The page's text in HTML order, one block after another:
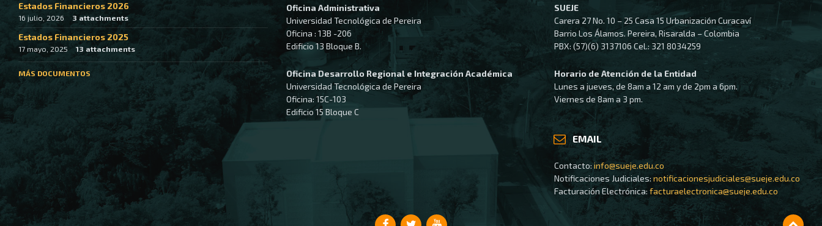
Estados Financieros 2026
16 julio, 2026 3 attachments
Estados Financieros 2025
17 mayo, 2025 13 attachments
MÁS DOCUMENTOS
Oficina Administrativa
Universidad Tecnológica de Pereira
Oficina : 13B -206
Edificio 13 Bloque B.
Oficina Desarrollo Regional e Integración Académica
Universidad Tecnológica de Pereira
Oficina: 15C-103
Edificio 15 Bloque C
SUEJE
Carera 27 No. 10 – 25 Casa 15 Urbanización Curacaví
Barrio Los Álamos. Pereira, Risaralda – Colombia
PBX: (57)(6) 3137106 Cel.: 321 8034259
Horario de Atención de la Entidad
Lunes a jueves, de 8am a 12 am y de 2pm a 6pm.
Viernes de 8am a 3 pm.
EMAIL
Contacto:info@sueje.edu.co
Notificaciones Judiciales: notificacionesjudiciales@sueje.edu.co
Facturación Electrónica: facturaelectronica@sueje.edu.co